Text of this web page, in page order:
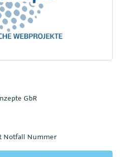
GbR
Notfall Nummer